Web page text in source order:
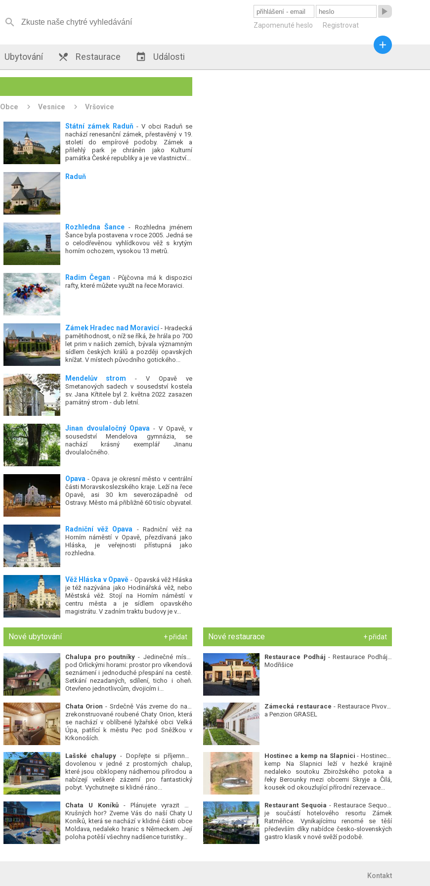


Zapomenuté heslo Registrovat
Ubytování  Restaurace  Události

Obce Vesnice Vršovice
Státní zámek Raduň- V obci Raduň se
nachází renesanční zámek, přestavěný v 19.
století do empírové podoby. Zámek a
přilehlý park je chráněn jako Kulturní
památka České republiky a je ve vlastnictví...
Raduň
Rozhledna Šance- Rozhledna jménem
Šance byla postavena v roce 2005. Jedná se
o celodřevěnou vyhlídkovou věž s krytým
horním ochozem, vysokou 13 metrů.
Radim Čegan - Půjčovna má k dispozici
rafty, které můžete využít na řece Moravici.
Zámek Hradec nad Moravicí- Hradecká
pamětihodnost, o níž se říká, že hrála po 700
let prim v našich zemích, bývala významným
sídlem českých králů a později opavských
knížat. V místech původního gotického...
Mendelův strom - V Opavě ve
Smetanových sadech v sousedství kostela
sv. Jana Křtitele byl 2. května 2022 zasazen
památný strom - dub letní.
Jinan dvoulaločný Opava- V Opavě, v
sousedství Mendelova gymnázia, se
nachází krásný exemplář Jinanu
dvoulaločného.
Opava- Opava je okresní město v centrální
části Moravskoslezského kraje. Leží na řece
Opavě, asi 30 km severozápadně od
Ostravy. Město má přibližně 60 tisíc obyvatel.
Radniční věž Opava - Radniční věž na
Horním náměstí v Opavě, přezdívaná jako
Hláska, je veřejnosti přístupná jako
rozhledna.
Věž Hláska v Opavě - Opavská věž Hláska
je též nazývána jako Hodinářská věž, nebo
Městská věž. Stojí na Horním náměstí v
centru města a je sídlem opavského
magistrátu. V zadním traktu budovy je v...
Nové ubytování + přidat
Chalupa pro poutníky - Jedinečné místo
pod Orlickými horami: prostor pro víkendová
seznámení i jednoduché přespání na cestě.
Setkání nezadaných, sdílení, ticho i oheň.
Otevřeno jednotlivcům, dvojicím i...
Chata Orion - Srdečně Vás zveme do naší
zrekonstruované roubené Chaty Orion, která
se nachází v oblíbené lyžařské obci Velká
Úpa, patřící k městu Pec pod Sněžkou v
Krkonoších.
Lašské chalupy- Dopřejte si příjemnou
dovolenou v jedné z prostorných chalup,
které jsou obklopeny nádhernou přírodou a
nabízejí veškeré zázemí pro fantastický
pobyt. Vychutnejte si klidné ráno...
Chata U Koníků- Plánujete vyrazit do
Krušných hor? Zveme Vás do naší Chaty U
Koníků, která se nachází v klidné části obce
Moldava, nedaleko hranic s Německem. Její
poloha potěší všechny nadšence turistiky...
Nové restaurace + přidat
Restaurace Podháj - Restaurace Podháj -
Modřišice
Zámecká restaurace - Restaurace Pivovar
a Penzion GRASEL
Hostinec a kemp na Slapnici - Hostinec a
kemp Na Slapnici leží v hezké krajině
nedaleko soutoku Zbirožského potoka a
řeky Berounky mezi obcemi Skryje a Čilá,
kousek od okouzlující přírodní rezervace...
Restaurant Sequoia - Restaurace Sequoia
je součástí hotelového resortu Zámek
Ratměřice. Vynikajícímu renomé se těší
především díky nabídce česko-slovenských
gastro klasik v nové svěží podobě.
Kontakt